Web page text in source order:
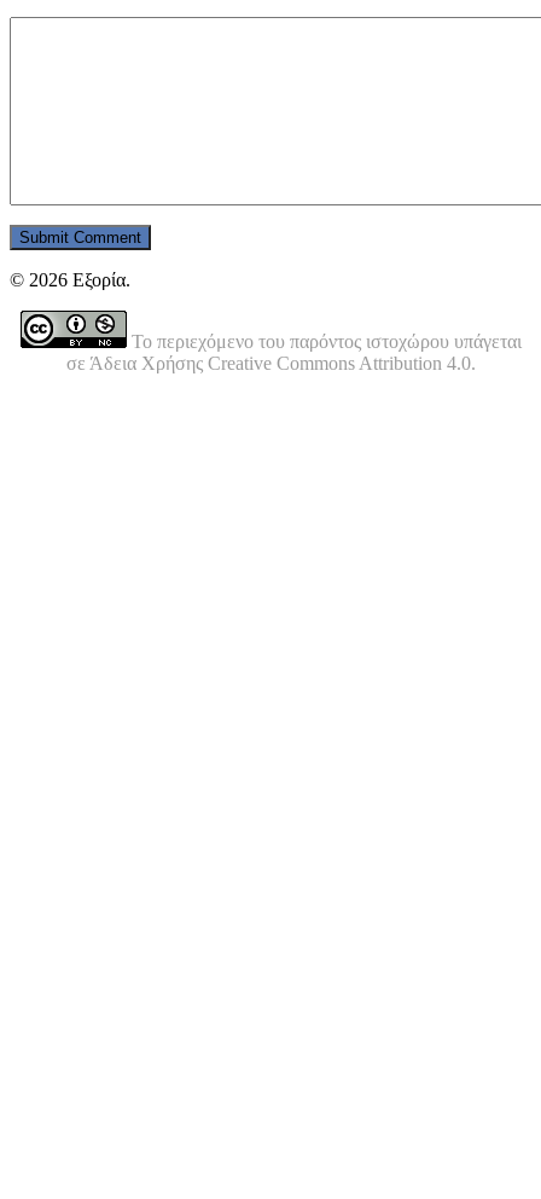
© 2026 Εξορία.
Το περιεχόμενο του παρόντος ιστοχώρου υπάγεται
σε Άδεια Χρήσης Creative Commons Attribution 4.0.